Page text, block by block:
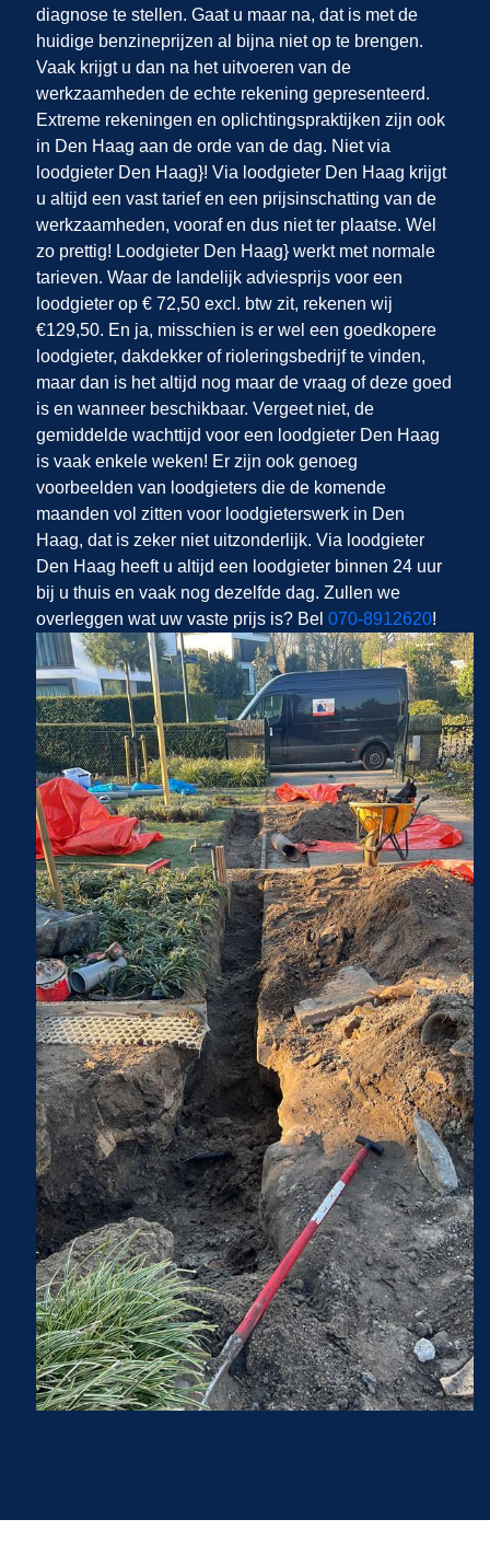
diagnose te stellen. Gaat u maar na, dat is met de
huidige benzineprijzen al bijna niet op te brengen.
Vaak krijgt u dan na het uitvoeren van de
werkzaamheden de echte rekening gepresenteerd.
Extreme rekeningen en oplichtingspraktijken zijn ook
in Den Haag aan de orde van de dag. Niet via
loodgieter Den Haag}! Via loodgieter Den Haag krijgt
u altijd een vast tarief en een prijsinschatting van de
werkzaamheden, vooraf en dus niet ter plaatse. Wel
zo prettig! Loodgieter Den Haag} werkt met normale
tarieven. Waar de landelijk adviesprijs voor een
loodgieter op € 72,50 excl. btw zit, rekenen wij
€129,50. En ja, misschien is er wel een goedkopere
loodgieter, dakdekker of rioleringsbedrijf te vinden,
maar dan is het altijd nog maar de vraag of deze goed
is en wanneer beschikbaar. Vergeet niet, de
gemiddelde wachttijd voor een loodgieter Den Haag
is vaak enkele weken! Er zijn ook genoeg
voorbeelden van loodgieters die de komende
maanden vol zitten voor loodgieterswerk in Den
Haag, dat is zeker niet uitzonderlijk. Via loodgieter
Den Haag heeft u altijd een loodgieter binnen 24 uur
bij u thuis en vaak nog dezelfde dag. Zullen we
overleggen wat uw vaste prijs is? Bel 070-8912620!